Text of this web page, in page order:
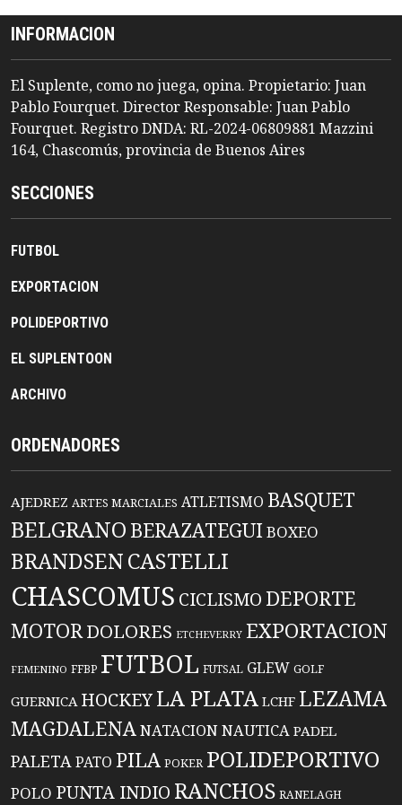
INFORMACION
El Suplente, como no juega, opina. Propietario: Juan
Pablo Fourquet. Director Responsable: Juan Pablo
Fourquet. Registro DNDA: RL-2024-06809881 Mazzini
164, Chascomús, provincia de Buenos Aires
SECCIONES
FUTBOL
EXPORTACION
POLIDEPORTIVO
EL SUPLENTOON
ARCHIVO
ORDENADORES
AJEDREZ ARTES MARCIALES ATLETISMO BASQUET
BELGRANO BERAZATEGUIBOXEO
BRANDSENCASTELLI
CHASCOMUS CICLISMO DEPORTE
MOTORDOLORES ETCHEVERRY EXPORTACION
FEMENINO FFBP FUTBOL FUTSAL GLEW GOLF
GUERNICA HOCKEYLA PLATA LCHF LEZAMA
MAGDALENANATACIONNAUTICA PADEL
PALETA PATO PILA POKER POLIDEPORTIVO
POLO PUNTA INDIO RANCHOS RANELAGH